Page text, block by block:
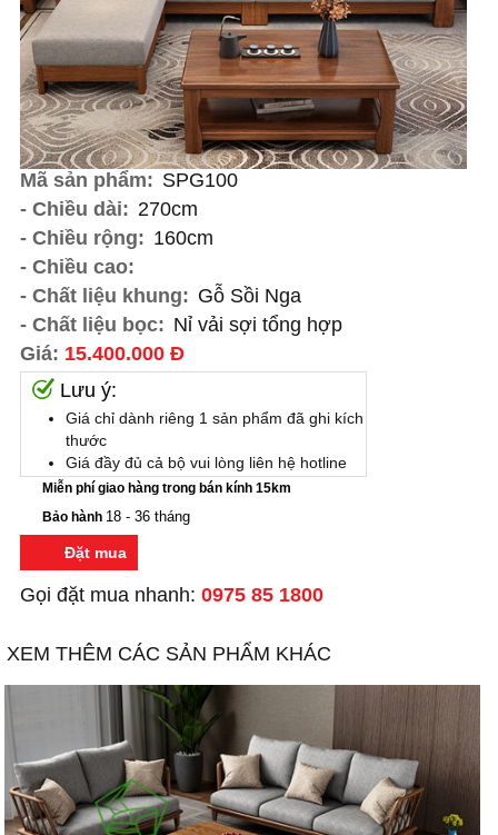
Mã sản phẩm: SPG100
- Chiều dài: 270cm
- Chiều rộng: 160cm
- Chiều cao:
- Chất liệu khung: Gỗ Sồi Nga
- Chất liệu bọc: Nỉ vải sợi tổng hợp
Giá: 15.400.000 Đ
Lưu ý:
Giá chỉ dành riêng 1 sản phẩm đã ghi kích
thước
Giá đầy đủ cả bộ vui lòng liên hệ hotline
Miễn phí giao hàng trong bán kính 15km
Bảo hành 18 - 36 tháng
Đặt mua
Gọi đặt mua nhanh: 0975 85 1800
XEM THÊM CÁC SẢN PHẨM KHÁC